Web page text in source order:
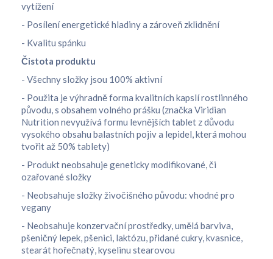
vytížení
- Posílení energetické hladiny a zároveň zklidnění
- Kvalitu spánku
Čistota produktu
- Všechny složky jsou 100% aktivní
- Použita je výhradně forma kvalitních kapslí rostlinného
původu, s obsahem volného prášku (značka Viridian
Nutrition nevyužívá formu levnějších tablet z důvodu
vysokého obsahu balastních pojiv a lepidel, která mohou
tvořit až 50% tablety)
- Produkt neobsahuje geneticky modifikované, či
ozařované složky
- Neobsahuje složky živočišného původu: vhodné pro
vegany
- Neobsahuje konzervační prostředky, umělá barviva,
pšeničný lepek, pšenici, laktózu, přidané cukry, kvasnice,
stearát hořečnatý, kyselinu stearovou